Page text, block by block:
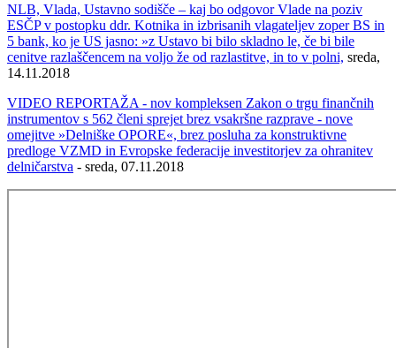
NLB, Vlada, Ustavno sodišče – kaj bo odgovor Vlade na poziv
ESČP v postopku ddr. Kotnika in izbrisanih vlagateljev zoper BS in
5 bank, ko je US jasno: »z Ustavo bi bilo skladno le, če bi bile
cenitve razlaščencem na voljo že od razlastitve, in to v polni, sreda,
14.11.2018
VIDEO REPORTAŽA - nov kompleksen Zakon o trgu finančnih
instrumentov s 562 členi sprejet brez vsakršne razprave - nove
omejitve »Delniške OPORE«, brez posluha za konstruktivne
predloge VZMD in Evropske federacije investitorjev za ohranitev
delničarstva - sreda, 07.11.2018